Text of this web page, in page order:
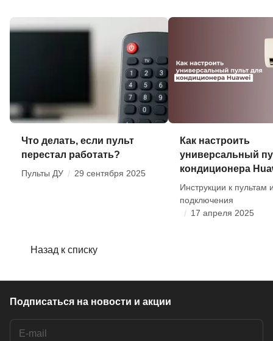
Что делать, если пульт
перестал работать?
Пульты ДУ / 29 сентября 2025
Как настроить
универсальный
кондиционера
Инструкции к пультам
подключения
/ 17 апреля 2025
Назад к списку
Подписаться на новости и акции